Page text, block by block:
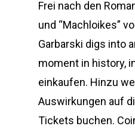
Frei nach den
und “Machloikes”
Garbarski digs into
moment in history,
einkaufen. Hinzu
Auswirkungen auf
Tickets buchen.